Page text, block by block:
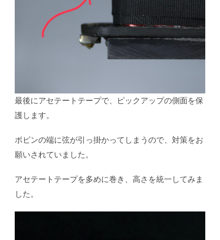
最後にアセテートテープで、ピックアップの側面を保
護します。
ボビンの端に弦が引っ掛かってしまうので、対策をお
願いされていました。
アセテートテープを多めに巻き、高さを統一してみま
した。